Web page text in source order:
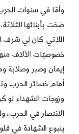
وأمّا في سنوات
ضحّت بأبنائها
اللاتي كان لي شرف
خصوصيّات الآلاف
إيمان وصبر وصلابة
أمام خسائر الحرب
وزوجات الشهداء لو
الانتصار في
ينبوع الشهادة في